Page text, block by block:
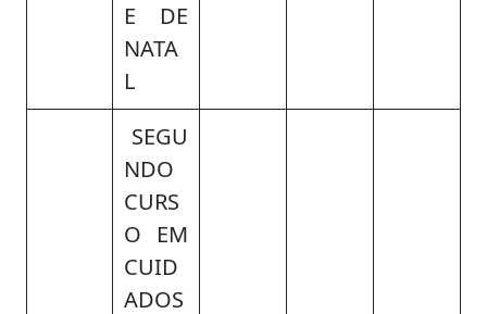
E DE
NATA
L
SEGU
NDO
CURS
O EM
CUID
ADOS